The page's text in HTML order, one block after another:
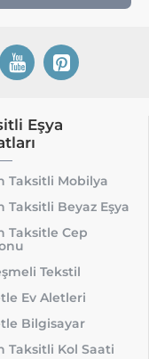
Eşya
Taksitli Mobilya
Taksitli Beyaz Eşya
Taksitle Cep
Tekstil
Ev Aletleri
Bilgisayar
Taksitli Kol Saati